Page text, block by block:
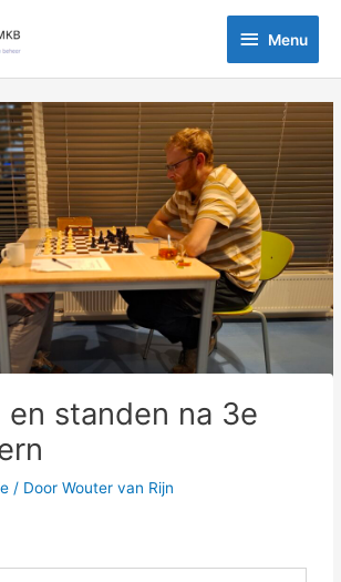
Menu
Menu
en standen na 3e
/ DoorWouter van Rijn